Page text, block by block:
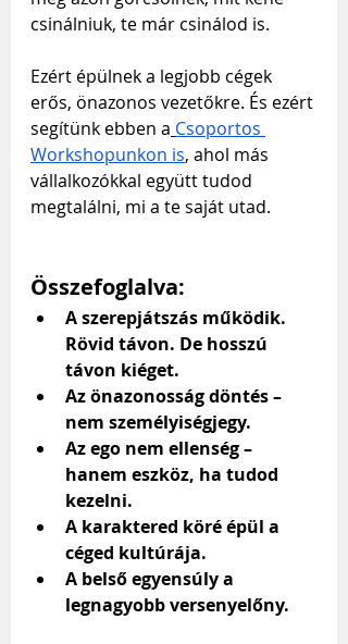
csinálniuk, te már csinálod is.
Ezért épülnek a legjobb cégek
erős, önazonos vezetőkre. És ezért
segítünk ebben a Csoportos
Workshopunkon is, ahol más
vállalkozókkal együtt tudod
megtalálni, mi a te saját utad.
Összefoglalva:
A szerepjátszás működik.
Rövid távon. De hosszú
távon kiéget.
Az önazonosság döntés –
nem személyiségjegy.
Az ego nem ellenség –
hanem eszköz, ha tudod
kezelni.
A karaktered köré épül a
céged kultúrája.
A belső egyensúly a
legnagyobb versenyelőny.